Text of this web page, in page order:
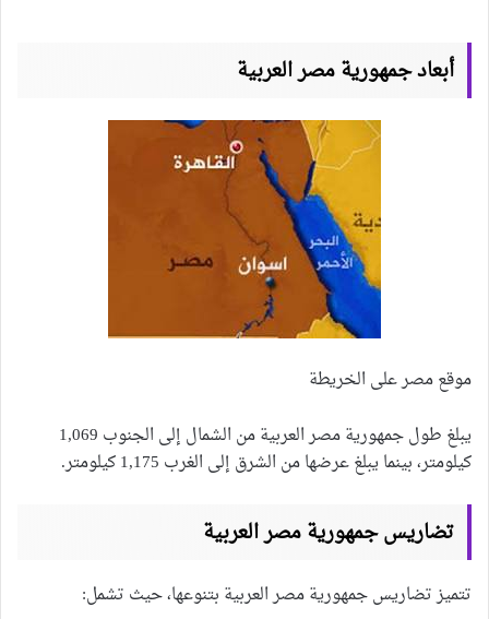
أبعاد جمهورية مصر العربية
موقع مصر على الخريطة
يبلغ طول جمهورية مصر العربية من الشمال إلى الجنوب 1,069
كيلومتر، بينما يبلغ عرضها من الشرق إلى الغرب 1,175 كيلومتر.
تضاريس جمهورية مصر العربية
تتميز تضاريس جمهورية مصر العربية بتنوعها، حيث تشمل: